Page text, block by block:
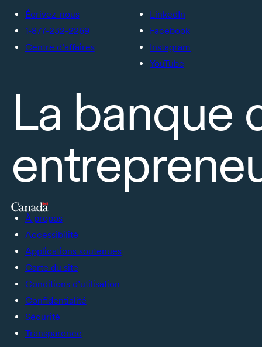
Écrivez-nous
1-877-232-2269
Centre d’affaires
LinkedIn
Facebook
Instagram
YouTube
La banque
À propos
Accessibilité
Applications soutenues
Carte du site
Conditions d’utilisation
Confidentialité
Sécurité
Transparence